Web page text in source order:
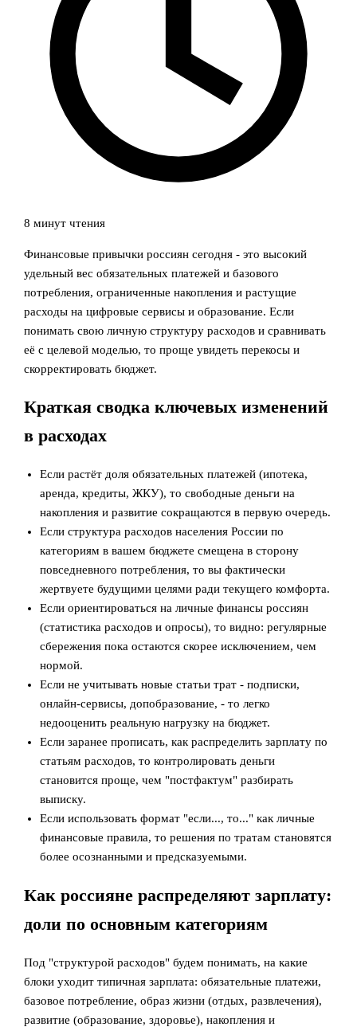
8 минут чтения
Финансовые привычки россиян сегодня - это высокий
удельный вес обязательных платежей и базового
потребления, ограниченные накопления и растущие
расходы на цифровые сервисы и образование. Если
понимать свою личную структуру расходов и сравнивать
её с целевой моделью, то проще увидеть перекосы и
скорректировать бюджет.
Краткая сводка ключевых изменений
в расходах
Если растёт доля обязательных платежей (ипотека,
аренда, кредиты, ЖКУ), то свободные деньги на
накопления и развитие сокращаются в первую очередь.
Если структура расходов населения России по
категориям в вашем бюджете смещена в сторону
повседневного потребления, то вы фактически
жертвуете будущими целями ради текущего комфорта.
Если ориентироваться на личные финансы россиян
(статистика расходов и опросы), то видно: регулярные
сбережения пока остаются скорее исключением, чем
нормой.
Если не учитывать новые статьи трат - подписки,
онлайн‑сервисы, допобразование, - то легко
недооценить реальную нагрузку на бюджет.
Если заранее прописать, как распределить зарплату по
статьям расходов, то контролировать деньги
становится проще, чем "постфактум" разбирать
выписку.
Если использовать формат "если..., то..." как личные
финансовые правила, то решения по тратам становятся
более осознанными и предсказуемыми.
Как россияне распределяют зарплату:
доли по основным категориям
Под "структурой расходов" будем понимать, на какие
блоки уходит типичная зарплата: обязательные платежи,
базовое потребление, образ жизни (отдых, развлечения),
развитие (образование, здоровье), накопления и